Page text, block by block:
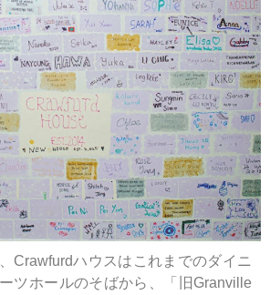
Crawfurdハウスはこれまでのダイニ
ツホールのそばから、「旧Granville